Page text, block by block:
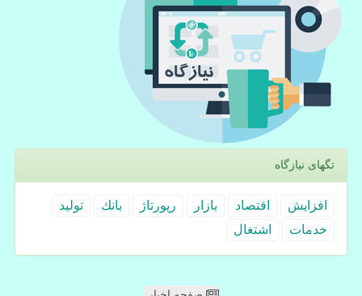
تگهای نیازگاه
افزایش اقتصاد بازار رپورتاژ بانك
تولید
خدمات
اشتغال